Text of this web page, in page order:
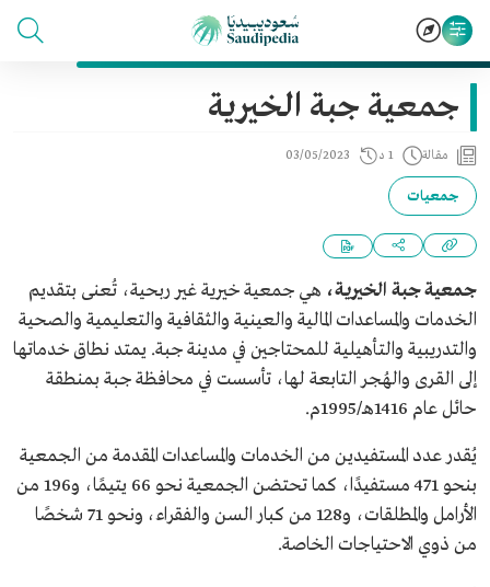
جمعية جبة الخيرية
مقالة 1 د 03/05/2023
جمعيات
جمعية جبة الخيرية، هي جمعية خيرية غير ربحية، تُعنى بتقديم
الخدمات والمساعدات المالية والعينية والثقافية والتعليمية والصحية
والتدريبية والتأهيلية للمحتاجين في مدينة جبة. يمتد نطاق خدماتها
إلى القرى والهُجر التابعة لها، تأسست في محافظة جبة بمنطقة
حائل عام 1416هـ/1995م.
يُقدر عدد المستفيدين من الخدمات والمساعدات المقدمة من الجمعية
بنحو 471 مستفيدًا، كما تحتضن الجمعية نحو 66 يتيمًا، و196 من
الأرامل والمطلقات، و128 من كبار السن والفقراء، ونحو 71 شخصًا
من ذوي الاحتياجات الخاصة.